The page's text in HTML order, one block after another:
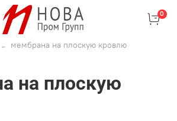
0
мембрана на плоскую кровлю